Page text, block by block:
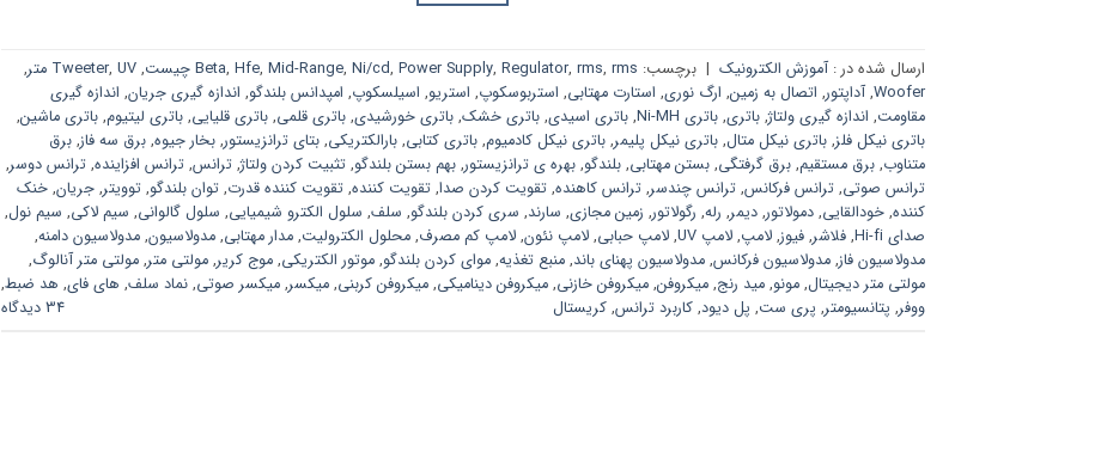
ارسال شده در :آموزش الکترونیک | برچسب: Beta, Hfe, Mid-Range, Ni/cd, Power Supply, Regulator, rms, rms چیست ,
Tweeter, UV متر
,
Woofer
,آداپتور, اتصال به زمین, ارگ نوری, استارت مهتابی, استربوسکوپ, استریو, اسیلسکوپ, امپدانس بلندگو, اندازه گیری جریان, اندازه گیری
مقاومت, اندازه گیری ولتاژ, باتری, باتری Ni-MH , باتری اسیدی, باتری خشک, باتری خورشیدی, باتری قلمی, باتری قلیایی, باتری لیتیوم, باتری ماشین,
باتری نیکل فلز, باتری نیکل متال, باتری نیکل پلیمر, باتری نیکل کادمیوم, باتری کتابی, بارالکتریکی, بتای ترانزیستور, بخار جیوه, برق سه فاز, برق
متناوب, برق مستقیم, برق گرفتگی, بستن مهتابی, بلندگو, بهره ی ترانزیستور, بهم بستن بلندگو, تثبیت کردن ولتاژ, ترانس, ترانس افزاینده, ترانس دوسر,
ترانس صوتی, ترانس فرکانس, ترانس چندسر, ترانس کاهنده, تقویت کردن صدا, تقویت کننده, تقویت کننده قدرت, توان بلندگو, توویتر, جریان, خنک
کننده, خودالقایی, دمولاتور, دیمر, رله, رگولاتور, زمین مجازی, سارند, سری کردن بلندگو, سلف, سلول الکترو شیمیایی, سلول گالوانی, سیم لاکی, سیم نول,
صدای Hi-fi
, فلاشر, فیوز, لامپ, لامپ UV , لامپ حبابی, لامپ نئون, لامپ کم مصرف, محلول الکترولیت, مدار مهتابی, مدولاسیون, مدولاسیون دامنه,
مدولاسیون فاز, مدولاسیون فرکانس, مدولاسیون پهنای باند, منبع تغذیه, موای کردن بلندگو, موتور الکتریکی, موج کریر, مولتی متر, مولتی متر آنالوگ,
مولتی متر دیجیتال, مونو, مید رنج, میکروفن, میکروفن خازنی, میکروفن دینامیکی, میکروفن کربنی, میکسر, میکسر صوتی, نماد سلف, های فای, هد ضبط,
ووفر, پتانسیومتر, پری ست, پل دیود, کاربرد ترانس, کریستال 34 دیدگاه